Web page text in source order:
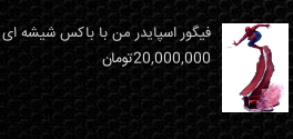
فیگور اسپایدر من با باکس شیشه ای
20,000,000تومان